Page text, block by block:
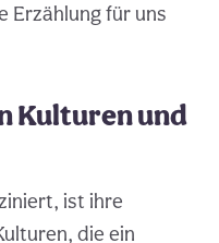
Erzählung für uns
Kulturen und
ist ihre
die ein